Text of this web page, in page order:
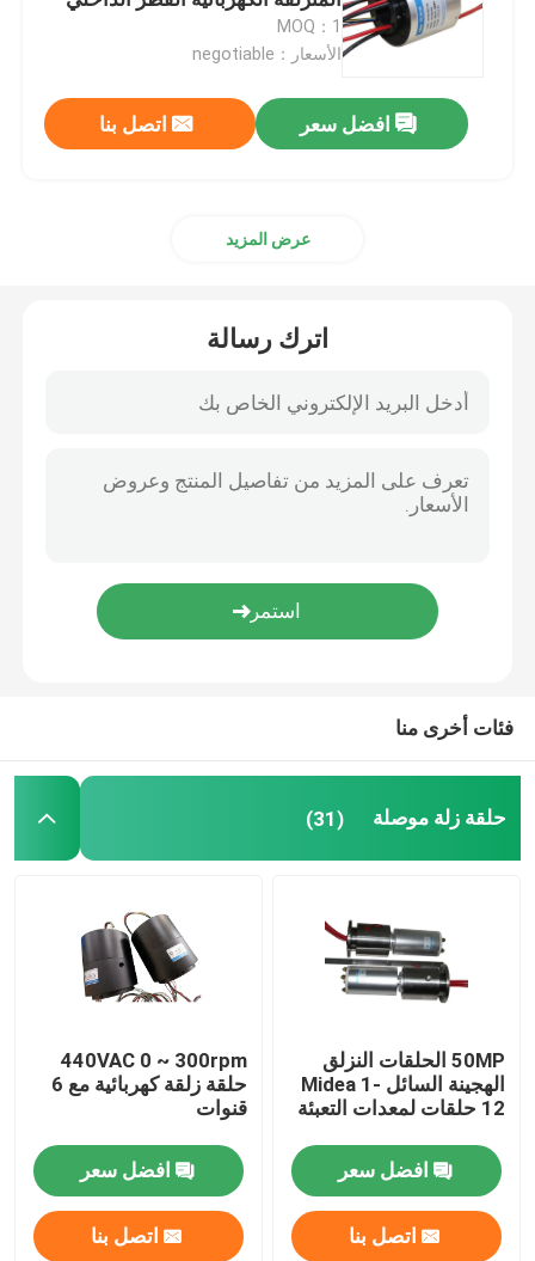
حلقات زلة الإشارة
من خلال حلقة الانزلاق ثقب
حلقة زلة الزئبق
حلقة الانزلاق المتكاملة
65mm
MOQ：1
الأسعار：negotiable
افضل سعر اتصل بنا
عرض المزيد
اترك رسالة
فئات أخرى منا
حلقة زلة موصلة (31)
50MP الحلقات النزلق
الهجينة السائل Midea 1-
12 حلقات لمعدات التعبئة
افضل سعر
اتصل بنا
440VAC 0 ~ 300rpm
حلقة زلقة كهربائية مع 6
قنوات
افضل سعر
اتصل بنا